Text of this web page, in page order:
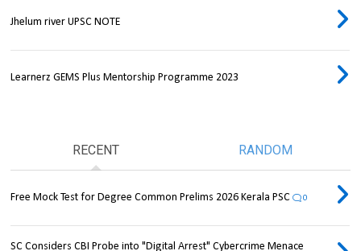
Jhelum river UPSC NOTE
Learnerz GEMS Plus Mentorship Programme 2023
RECENT RANDOM
Free Mock Test for Degree Common Prelims 2026 Kerala PSC 0
SC Considers CBI Probe into "Digital Arrest" Cybercrime Menace